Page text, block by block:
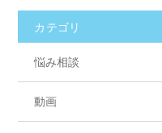
カテゴリ
悩み相談
動画